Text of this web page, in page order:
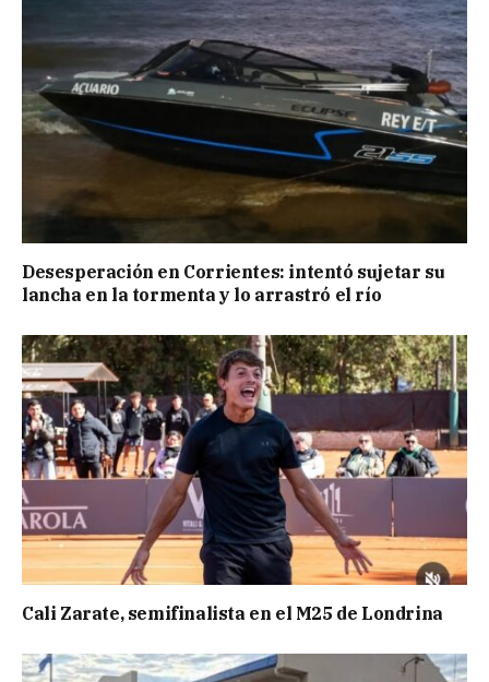
Desesperación en Corrientes: intentó sujetar su
lancha en la tormenta y lo arrastró el río
Cali Zarate, semifinalista en el M25 de Londrina